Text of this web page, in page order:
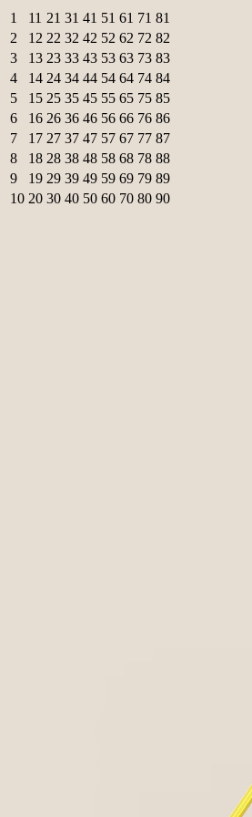
1 11 21 31 41 51 61 71 81
2
12 22 32 42 52 62 72 82
3
13 23 33 43 53 63 73 83
4
14 24 34 44 54 64 74 84
5
15 25 35 45 55 65 75 85
6
16 26 36 46 56 66 76 86
7
17 27 37 47 57 67 77 87
8
18 28 38 48 58 68 78 88
9
19 29 39 49 59 69 79 89
10 20 30 40 50 60 70 80 90